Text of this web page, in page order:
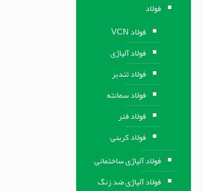
فولاد
فولاد VCN
فولاد آلیاژی
فولاد تندبر
فولاد سمانته
فولاد فنر
فولاد کربنی
فولاد آلیاژی ساختمانی
فولاد آلیاژی ضد زنگ